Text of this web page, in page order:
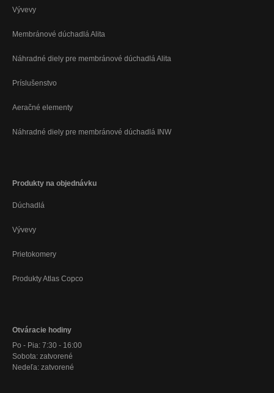
Vývevy
Membránové dúchadlá Alita
Náhradné diely pre membránové dúchadlá Alita
Príslušenstvo
Aeračné elementy
Náhradné diely pre membránové dúchadlá INW
Produkty na objednávku
Dúchadlá
Vývevy
Prietokomery
Produkty Atlas Copco
Otváracie hodiny
Po - Pia: 7:30 - 16:00
Sobota: zatvorené
Nedeľa: zatvorené